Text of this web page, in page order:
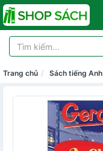
Trang chủ Sách tiếng Anh